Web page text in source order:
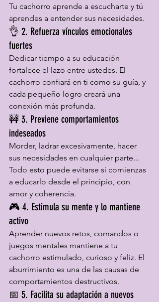
Tu cachorro aprende a escucharte y tú
aprendes a entender sus necesidades.
👌 2. Refuerza vínculos emocionales
fuertes
Dedicar tiempo a su educación
fortalece el lazo entre ustedes. El
cachorro confiará en ti como su guía, y
cada pequeño logro creará una
conexión más profunda.
🚧 3. Previene comportamientos
indeseados
Morder, ladrar excesivamente, hacer
sus necesidades en cualquier parte...
Todo esto puede evitarse si comienzas
a educarlo desde el principio, con
amor y coherencia.
🎮 4. Estimula su mente y lo mantiene
activo
Aprender nuevos retos, comandos o
juegos mentales mantiene a tu
cachorro estimulado, curioso y feliz. El
aburrimiento es una de las causas de
comportamientos destructivos.
📅 5. Facilita su adaptación a nuevos